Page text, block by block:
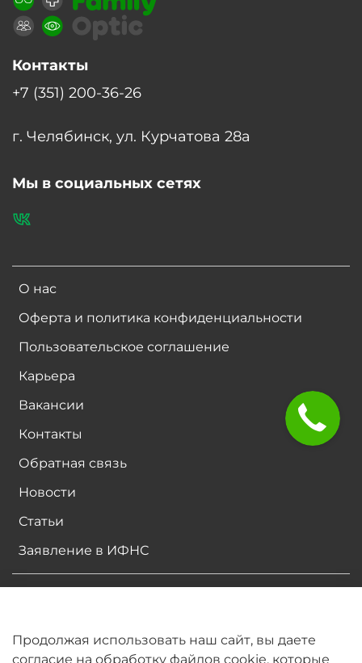
О нас
Оферта и политика конфиденциальности
Пользовательское соглашение
Карьера
Вакансии
Контакты
Обратная связь
Новости
Статьи
Заявление в ИФНС
Контакты
+7 (351) 200-36-26
г. Челябинск, ул. Курчатова 28а
Мы в социальных сетях
собственностью владельцев сайта, либо
собственностью организаций, с которыми у
Продолжая использовать наш сайт, вы даете
согласие на обработку файлов cookie, которые